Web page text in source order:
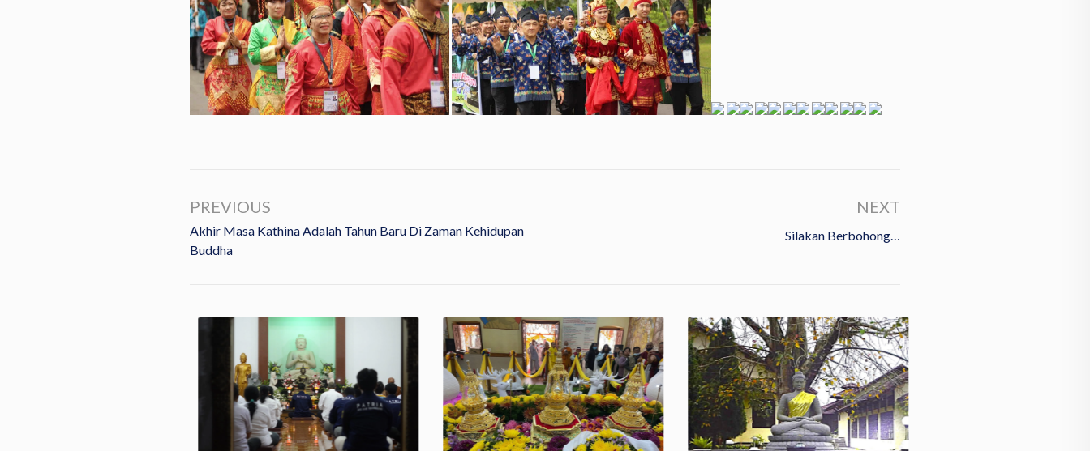
PREVIOUS
Akhir Masa Kathina Adalah Tahun Baru Di Zaman Kehidupan
Buddha
NEXT
Silakan Berbohong…